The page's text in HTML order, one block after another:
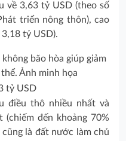
về 3,63 tỷ USD (theo số
triển nông thôn), cao
tỷ USD).
tỷ USD
điều thô nhiều nhất và
đến khoảng 70%
là đất nước làm chủ